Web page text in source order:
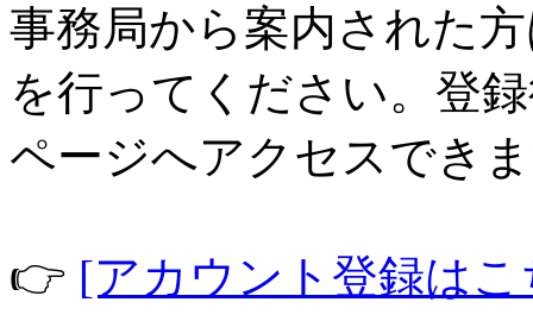
事務局から案内された
を行ってください。登
ページへアクセスでき
👉 [アカウント登録は